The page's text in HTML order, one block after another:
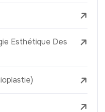
Esthétique Des